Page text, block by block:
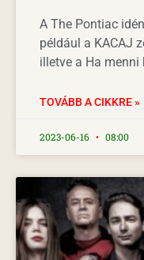
A The Pontiac
például a KACAJ
illetve a Ha menni
TOVÁBB A CIKKRE »
2023-06-16 08:00